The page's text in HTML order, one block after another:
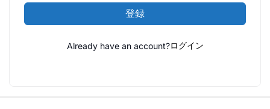
登録
Already have an account?ログイン